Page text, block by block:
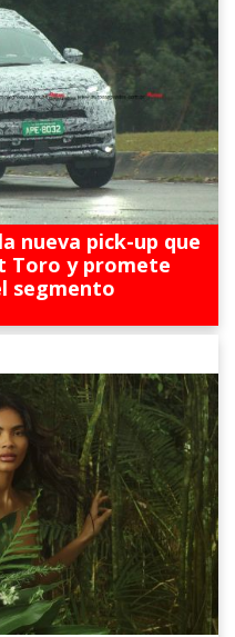
nueva pick-up que
Toro y promete
segmento